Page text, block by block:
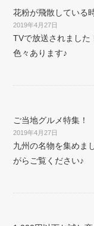
花粉が飛散している
2019年4月27日
TVで放送されました
色々あります♪
ご当地グルメ特集！
2019年4月27日
九州の名物を集めま
がらご覧ください♪